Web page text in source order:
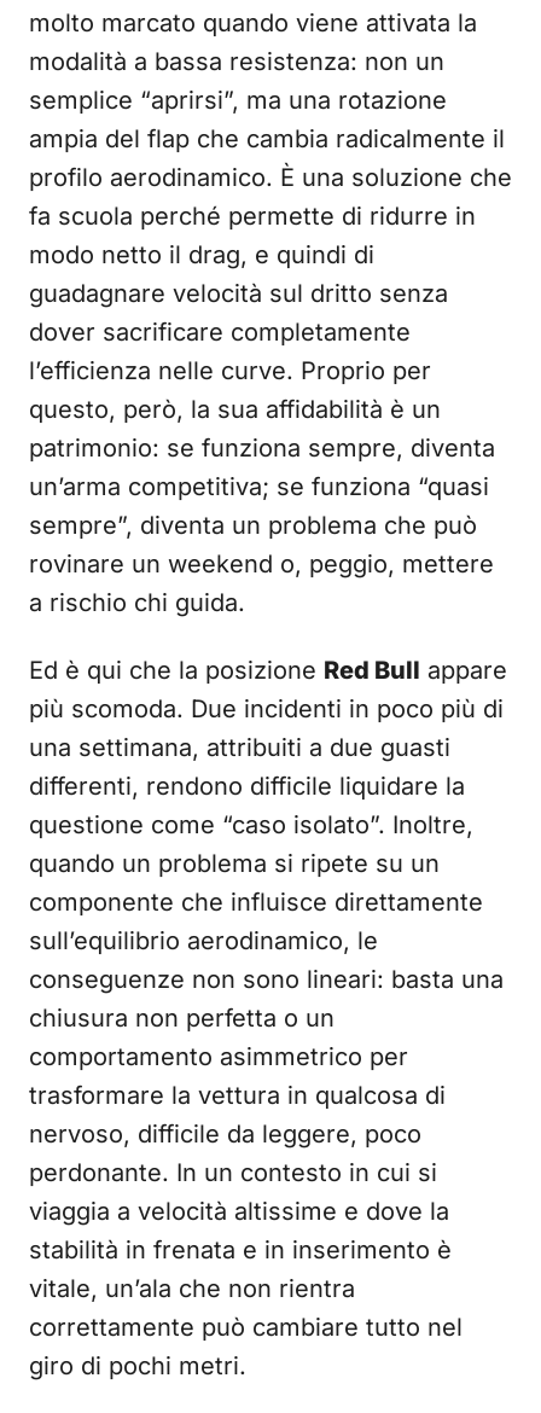
molto marcato quando viene attivata la
modalità a bassa resistenza: non un
semplice “aprirsi”, ma una rotazione
ampia del flap che cambia radicalmente il
profilo aerodinamico. È una soluzione che
fa scuola perché permette di ridurre in
modo netto il drag, e quindi di
guadagnare velocità sul dritto senza
dover sacrificare completamente
l’efficienza nelle curve. Proprio per
questo, però, la sua affidabilità è un
patrimonio: se funziona sempre, diventa
un’arma competitiva; se funziona “quasi
sempre”, diventa un problema che può
rovinare un weekend o, peggio, mettere
a rischio chi guida.
Ed è qui che la posizione Red Bull appare
più scomoda. Due incidenti in poco più di
una settimana, attribuiti a due guasti
differenti, rendono difficile liquidare la
questione come “caso isolato”. Inoltre,
quando un problema si ripete su un
componente che influisce direttamente
sull’equilibrio aerodinamico, le
conseguenze non sono lineari: basta una
chiusura non perfetta o un
comportamento asimmetrico per
trasformare la vettura in qualcosa di
nervoso, difficile da leggere, poco
perdonante. In un contesto in cui si
viaggia a velocità altissime e dove la
stabilità in frenata e in inserimento è
vitale, un’ala che non rientra
correttamente può cambiare tutto nel
giro di pochi metri.